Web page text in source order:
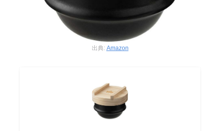
出典: Amazon